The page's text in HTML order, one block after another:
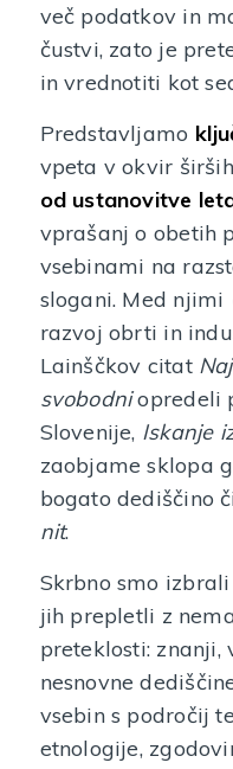
več podatkov in
čustvi, zato je
in vrednotiti kot
Predstavljamo
vpeta v okvir
od ustanovitve
vprašanj o obetih
vsebinami na
slogani. Med njimi
razvoj obrti in
Lainščkov citat
svobodniopredeli
Slovenije, Iskanje
zaobjame sklopa
bogato dediščino
nit.
Skrbno smo
jih prepletli z
preteklosti:
nesnovne
vsebin s področij
etnologije,